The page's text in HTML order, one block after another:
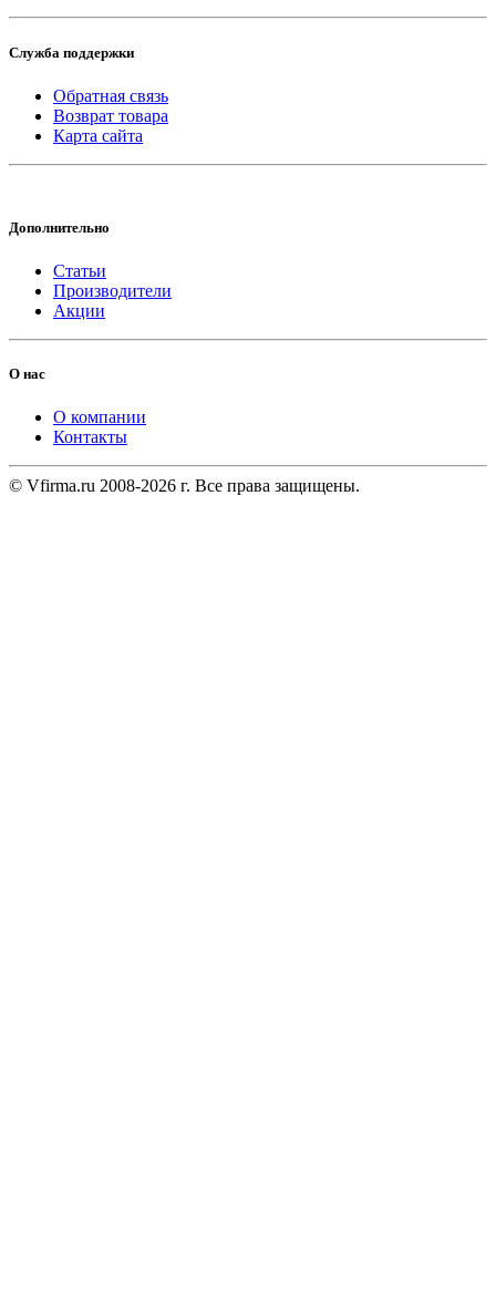
Служба поддержки
Обратная связь
Возврат товара
Карта сайта
Дополнительно
Статьи
Производители
Акции
О нас
О компании
Контакты
© Vfirma.ru 2008-2026 г. Все права защищены.